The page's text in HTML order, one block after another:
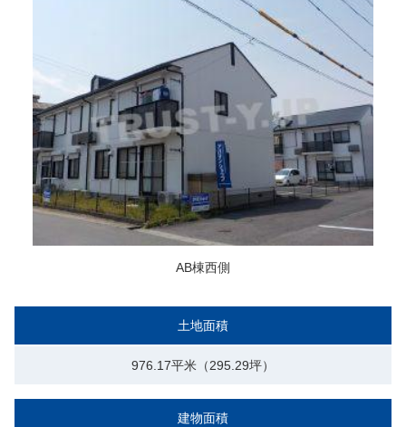
AB棟西側
土地面積
976.17平米（295.29坪）
建物面積